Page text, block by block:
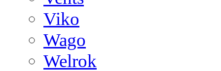
Viko
Wago
Welrok